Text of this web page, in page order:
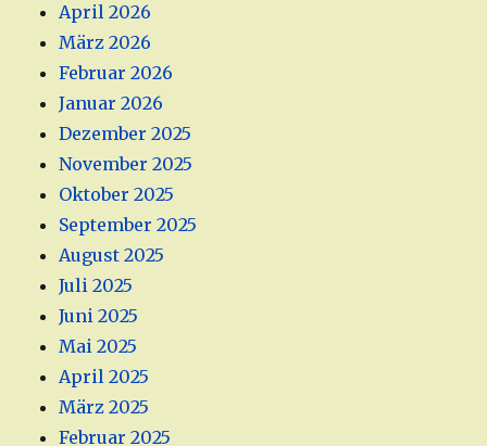
April 2026
März 2026
Februar 2026
Januar 2026
Dezember 2025
November 2025
Oktober 2025
September 2025
August 2025
Juli 2025
Juni 2025
Mai 2025
April 2025
März 2025
Februar 2025